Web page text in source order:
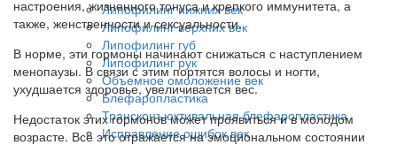
Липофилинг нижних век
Липофилинг верхних век
Липофилинг губ
Липофилинг рук
Объемное омоложение век
Блефаропластика
Трансконъюктивальная блефаропластика
Исправление ошибок век
настроения, жизненного тонуса и крепкого иммунитета, а
также, женственности и сексуальности.
В норме, эти гормоны начинают снижаться с наступлением
менопаузы. В связи с этим портятся волосы и ногти,
ухудшается здоровье, увеличивается вес.
Недостаток этих гормонов может проявиться и в молодом
возрасте. Всё это отражается на эмоциональном состоянии